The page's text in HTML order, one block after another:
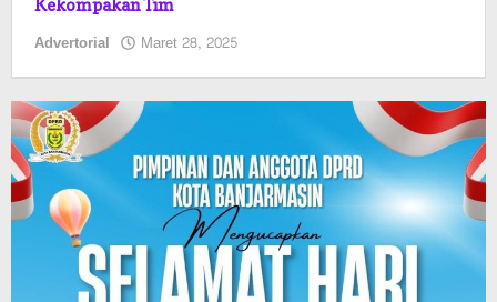
Kekompakan Tim
Advertorial Maret 28, 2025